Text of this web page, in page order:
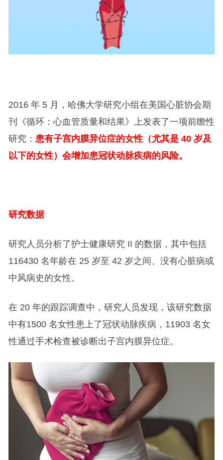
2016 年 5 月，哈佛大学研究小组在美国心脏协会期
刊《循环：心血管质量和结果》上发表了一项前瞻性
研究： 患有子宫内膜异位症的女性（尤其是 40 岁及
以下的女性）会增加患冠状动脉疾病的风险。
研究数据
研究人员分析了护士健康研究 II 的数据，其中包括
116430 名年龄在 25 岁至 42 岁之间、没有心脏病或
中风病史的女性。
在 20 年的跟踪调查中，研究人员发现，该研究数据
中有1500 名女性患上了冠状动脉疾病，11903 名女
性通过手术检查被诊断出子宫内膜异位症。